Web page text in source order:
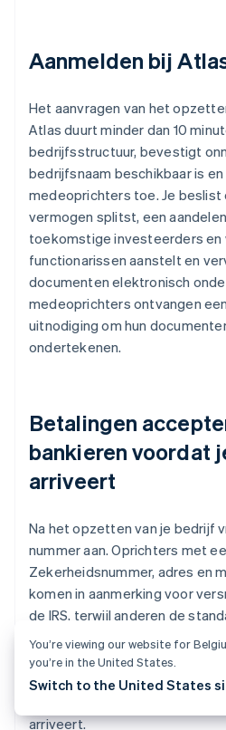
Aanmelden bij
Het aanvragen van het
Atlas duurt minder dan 10
bedrijfsstructuur, bevestigt
bedrijfsnaam beschikbaar is
medeoprichters toe. Je beslist
vermogen splitst, een
toekomstige investeerders en
functionarissen aanstelt en
documenten elektronisch
medeoprichters ontvangen
uitnodiging om hun
ondertekenen.
Betalingen
bankieren voordat
arriveert
Na het opzetten van je bedrijf
nummer aan. Oprichters met
Zekerheidsnummer, adres en
komen in aanmerking voor
de IRS, terwijl anderen de
ontvangen, die iets langer kan
Atlas pre-EIN-betalingen en
je kunt beginnen met het
arriveert.
You’re viewing our website for
you’re in the United States.
Switch to the United States